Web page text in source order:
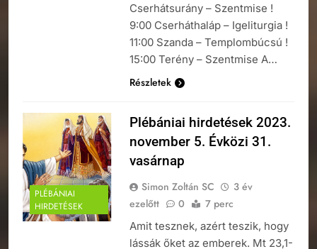
Cserhátsurány – Szentmise !
9:00 Cserháthaláp – Igeliturgia !
11:00 Szanda – Templombúcsú !
15:00 Terény – Szentmise A…
Részletek
PLÉBÁNIAI
HIRDETÉSEK
Plébániai hirdetések 2023.
november 5. Évközi 31.
vasárnap
Simon Zoltán SC
3 év
ezelőtt
0 7 perc
Amit tesznek, azért teszik, hogy
lássák őket az emberek. Mt 23,1-